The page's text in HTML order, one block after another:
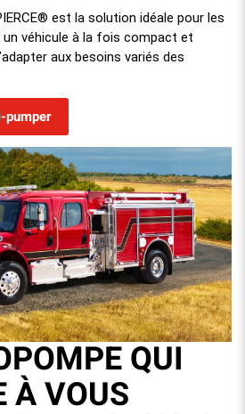
est la solution idéale pour les
véhicule à la fois compact et
aux besoins variés des
QUI
À VOUS